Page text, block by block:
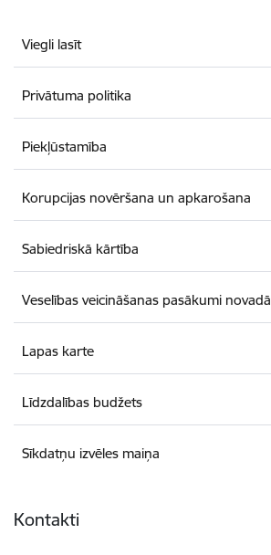
Viegli lasīt
Privātuma politika
Piekļūstamība
Korupcijas novēršana un apkarošana
Sabiedriskā kārtība
Veselības veicināšanas pasākumi novadā
Lapas karte
Līdzdalības budžets
Sīkdatņu izvēles maiņa
Kontakti